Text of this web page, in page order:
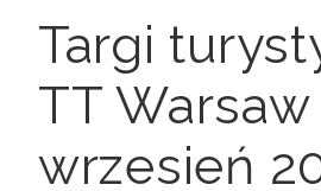
Targi
TT Warsaw
wrzesień